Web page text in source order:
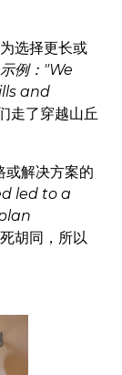
选择更长或
示例："We
and
走了穿越山丘
解决方案的
led to a
胡同，所以